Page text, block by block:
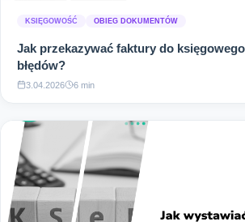
KSIĘGOWOŚĆ OBIEG DOKUMENTÓW
Jak przekazywać faktury do
błędów?
3.04.2026 6 min